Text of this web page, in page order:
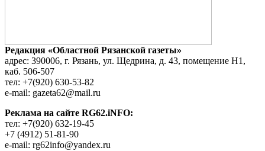
Редакция «Областной Рязанской газеты»
адрес: 390006, г. Рязань, ул. Щедрина, д. 43, помещение Н1,
каб. 506-507
тел: +7(920) 630-53-82
e-mail: gazeta62@mail.ru
Реклама на сайте RG62.iNFO:
тел: +7(920) 632-19-45
+7 (4912) 51-81-90
e-mail: rg62info@yandex.ru